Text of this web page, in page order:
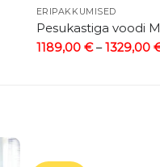
ERIPAKKUMISED
Pesukastiga voodi
1189,00 € – 1329,00